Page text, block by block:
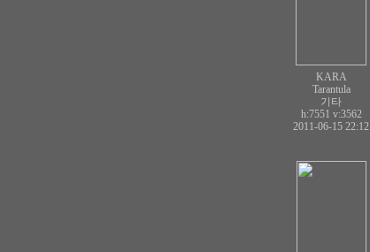
KARA
Tarantula
기타
h:7551 v:3562
2011-06-15 22:12